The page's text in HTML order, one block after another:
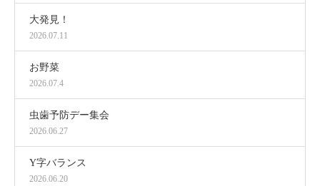
大発見！
2026.07.11
お野菜
2026.07.4
虫歯予防デー集会
2026.06.27
Y字バランス
2026.06.20